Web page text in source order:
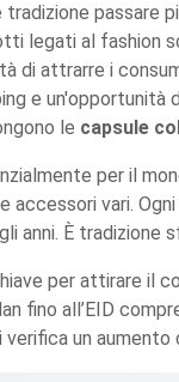
tradizione passare
legati al fashion
di attrarre i
e
le capsule
per il
accessori vari.
anni. È tradizione
per attirare il
fino all’EID
verifica un